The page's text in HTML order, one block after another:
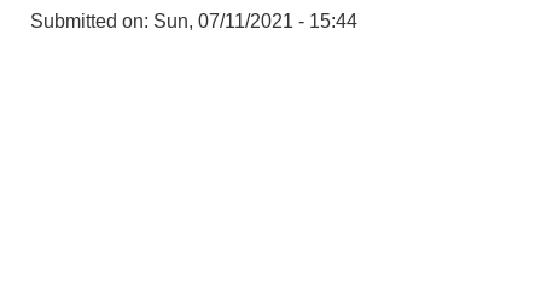
Submitted on: Sun, 07/11/2021 - 15:44